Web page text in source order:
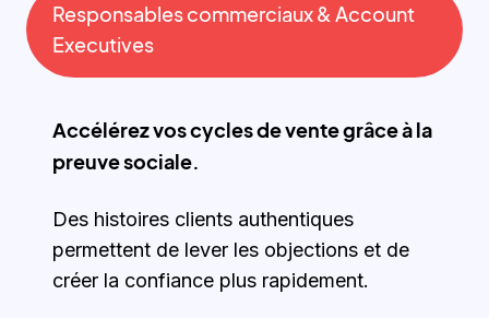
Responsables commerciaux & Account
Executives
Accélérez vos cycles de vente grâce à la
preuve sociale.
Des histoires clients authentiques
permettent de lever les objections et de
créer la confiance plus rapidement.